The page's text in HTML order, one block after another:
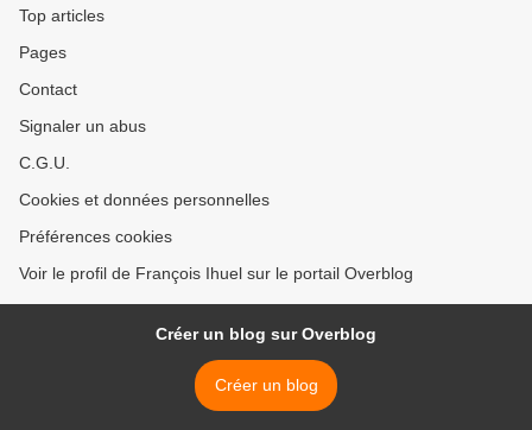
Top articles
Pages
Contact
Signaler un abus
C.G.U.
Cookies et données personnelles
Préférences cookies
Voir le profil de François Ihuel sur le portail Overblog
Créer un blog sur Overblog
Créer un blog